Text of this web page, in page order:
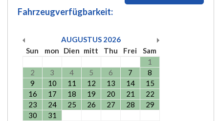
Fahrzeugverfügbarkeit:
AUGUSTUS 2026
Sun
mon Dien mitt Thu Frei
Sam
1
2
3 4 5 6 7
8
9
10 11 12 13 14
15
16
17 18 19 20 21
22
23
24 25 26 27 28
29
30
31